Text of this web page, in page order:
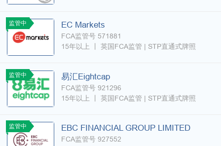
监管中 EC Markets
FCA监管号 571881
15年以上 丨英国FCA监管 | STP直通式牌照
监管中 易汇Eightcap
FCA监管号 921296
15年以上
丨英国FCA监管 | STP直通式牌照
监管中 EBC FINANCIAL GROUP LIMITED
FCA监管号 927552